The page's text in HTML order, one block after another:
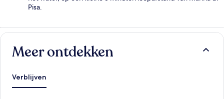
Pisa.
Meer ontdekken
Verblijven